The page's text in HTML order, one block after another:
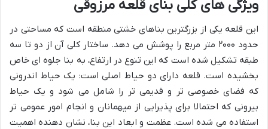
ویژگی های کلی بنای قلعه مرزوقی
این قلعه یکی از بزرگترین بناهای خشتی منطقه است که مساحتی در
حدود ۲۰۰۰ متر مربع را پوشش می دهد. ساختار کلی آن از دو تا سه
طبقه تشکیل شده است که این تنوع در ارتفاع، به بنا جلوه ای خاص
بخشیده است. قلعه دارای دو حیاط اصلی است: یک حیاط اندرونی
که فضای خصوصی تر و قدیمی تر را شامل می شود و یک حیاط
بیرونی که احتمالا برای پذیرایی از میهمانان و انجام امور عمومی تر
استفاده می شده است. عظمت و ابعاد این بنا، نشان دهنده اهمیت